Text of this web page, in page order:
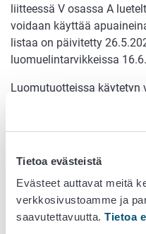
Tietoa evästeistä
Evästeet auttavat meitä
verkkosivustoamme ja
saavutettavuutta. Tietoa
liitteessä V osassa A
voidaan käyttää
listaa on päivitetty
luomuelintarvikkeissa
Luomutuotteissa käytetyn
olla asetuksen (EY) N:o
Listalla mm. seuraavia
Ainoastaan